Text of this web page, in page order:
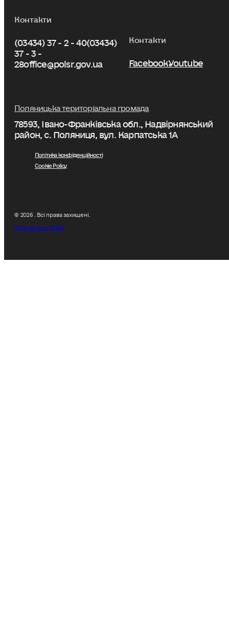
Контакти
(03434) 37 - 2 - 40(03434)
37 - 3 -
28office@polsr.gov.ua
Контакти
FacebookYoutube
Поляницька територіальна громада
78593, Івано-Франківська обл., Надвірнянський
район, с. Поляниця, вул. Карпатська 1А
Політика конфіденційності
Cookie Policy
© 2026 . Всі права захищені.
Розроблено W&D